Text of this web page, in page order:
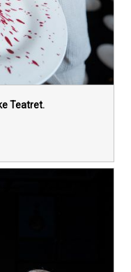
Teatret.